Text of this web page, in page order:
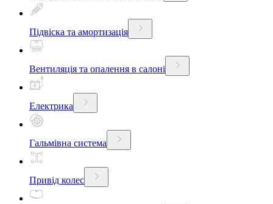
Підвіска та амортизація
Вентиляція та опалення в салоні
Електрика
Гальмівна система
Привід колес